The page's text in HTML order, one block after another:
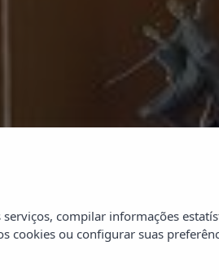
compilar informações
cookies ou configurar suas